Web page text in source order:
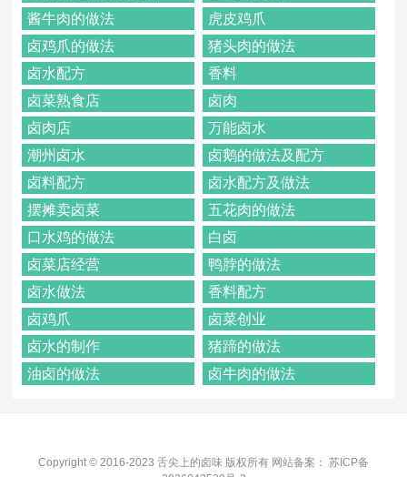
酱牛肉的做法
虎皮鸡爪
卤鸡爪的做法
猪头肉的做法
卤水配方
香料
卤菜熟食店
卤肉
卤肉店
万能卤水
潮州卤水
卤鹅的做法及配方
卤料配方
卤水配方及做法
摆摊卖卤菜
五花肉的做法
口水鸡的做法
白卤
卤菜店经营
鸭脖的做法
卤水做法
香料配方
卤鸡爪
卤菜创业
卤水的制作
猪蹄的做法
油卤的做法
卤牛肉的做法
Copyright © 2016-2023 舌尖上的卤味 版权所有 网站备案： 苏ICP备